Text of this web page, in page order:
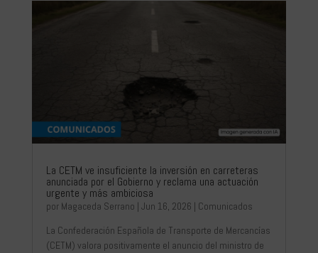
La CETM ve insuficiente la inversión en carreteras
anunciada por el Gobierno y reclama una actuación
urgente y más ambiciosa
por Magaceda Serrano | Jun 16, 2026 | Comunicados
La Confederación Española de Transporte de Mercancías
(CETM) valora positivamente el anuncio del ministro de